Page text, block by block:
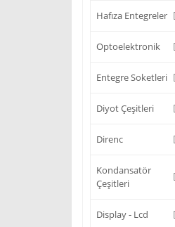
Hafıza Entegreler
Optoelektronik
Entegre Soketleri
Diyot Çeşitleri
Direnc
Kondansatör
Çeşitleri
Display - Lcd